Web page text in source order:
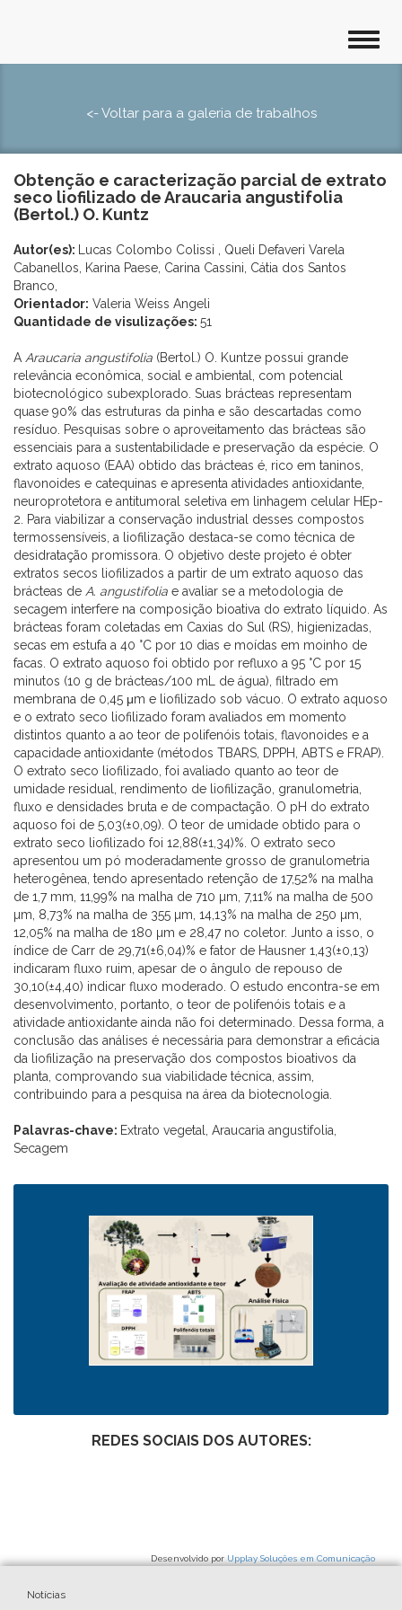
<- Voltar para a galeria de trabalhos
Obtenção e caracterização parcial de extrato
seco liofilizado de Araucaria angustifolia
(Bertol.) O. Kuntz
Autor(es):
Lucas Colombo Colissi , Queli Defaveri Varela
Cabanellos, Karina Paese, Carina Cassini, Cátia dos Santos
Branco,
Orientador: Valeria Weiss Angeli
Quantidade de visulizações: 51
A Araucaria angustifolia (Bertol.) O. Kuntze possui grande
relevância econômica, social e ambiental, com potencial
biotecnológico subexplorado. Suas brácteas representam
quase 90% das estruturas da pinha e são descartadas como
resíduo. Pesquisas sobre o aproveitamento das brácteas são
essenciais para a sustentabilidade e preservação da espécie. O
extrato aquoso (EAA) obtido das brácteas é, rico em taninos,
flavonoides e catequinas e apresenta atividades antioxidante,
neuroprotetora e antitumoral seletiva em linhagem celular HEp-
2. Para viabilizar a conservação industrial desses compostos
termossensíveis, a liofilização destaca-se como técnica de
desidratação promissora. O objetivo deste projeto é obter
extratos secos liofilizados a partir de um extrato aquoso das
brácteas de A. angustifolia e avaliar se a metodologia de
secagem interfere na composição bioativa do extrato líquido. As
brácteas foram coletadas em Caxias do Sul (RS), higienizadas,
secas em estufa a 40 °C por 10 dias e moídas em moinho de
facas. O extrato aquoso foi obtido por refluxo a 95 °C por 15
minutos (10 g de brácteas/100 mL de água), filtrado em
membrana de 0,45 μm e liofilizado sob vácuo. O extrato aquoso
e o extrato seco liofilizado foram avaliados em momento
distintos quanto a ao teor de polifenóis totais, flavonoides e a
capacidade antioxidante (métodos TBARS, DPPH, ABTS e FRAP).
O extrato seco liofilizado, foi avaliado quanto ao teor de
umidade residual, rendimento de liofilização, granulometria,
fluxo e densidades bruta e de compactação. O pH do extrato
aquoso foi de 5,03(±0,09). O teor de umidade obtido para o
extrato seco liofilizado foi 12,88(±1,34)%. O extrato seco
apresentou um pó moderadamente grosso de granulometria
heterogênea, tendo apresentado retenção de 17,52% na malha
de 1,7 mm, 11,99% na malha de 710 µm, 7,11% na malha de 500
µm, 8,73% na malha de 355 µm, 14,13% na malha de 250 µm,
12,05% na malha de 180 µm e 28,47 no coletor. Junto a isso, o
índice de Carr de 29,71(±6,04)% e fator de Hausner 1,43(±0,13)
indicaram fluxo ruim, apesar de o ângulo de repouso de
30,10(±4,40) indicar fluxo moderado. O estudo encontra-se em
desenvolvimento, portanto, o teor de polifenóis totais e a
atividade antioxidante ainda não foi determinado. Dessa forma, a
conclusão das análises é necessária para demonstrar a eficácia
da liofilização na preservação dos compostos bioativos da
planta, comprovando sua viabilidade técnica, assim,
contribuindo para a pesquisa na área da biotecnologia.
Palavras-chave: Extrato vegetal, Araucaria angustifolia,
Secagem
REDES SOCIAIS DOS AUTORES:
Desenvolvido por Upplay Soluções em Comunicação
Notícias